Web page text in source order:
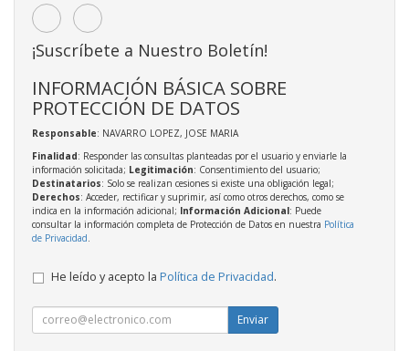
¡Suscríbete a Nuestro Boletín!
INFORMACIÓN BÁSICA SOBRE
PROTECCIÓN DE DATOS
Responsable: NAVARRO LOPEZ, JOSE MARIA
Finalidad: Responder las consultas planteadas por el usuario y enviarle la
información solicitada; Legitimación: Consentimiento del usuario;
Destinatarios: Solo se realizan cesiones si existe una obligación legal;
Derechos: Acceder, rectificar y suprimir, así como otros derechos, como se
indica en la información adicional; Información Adicional: Puede
consultar la información completa de Protección de Datos en nuestra Política
de Privacidad
He leído y acepto la Política de Privacidad.
Enviar